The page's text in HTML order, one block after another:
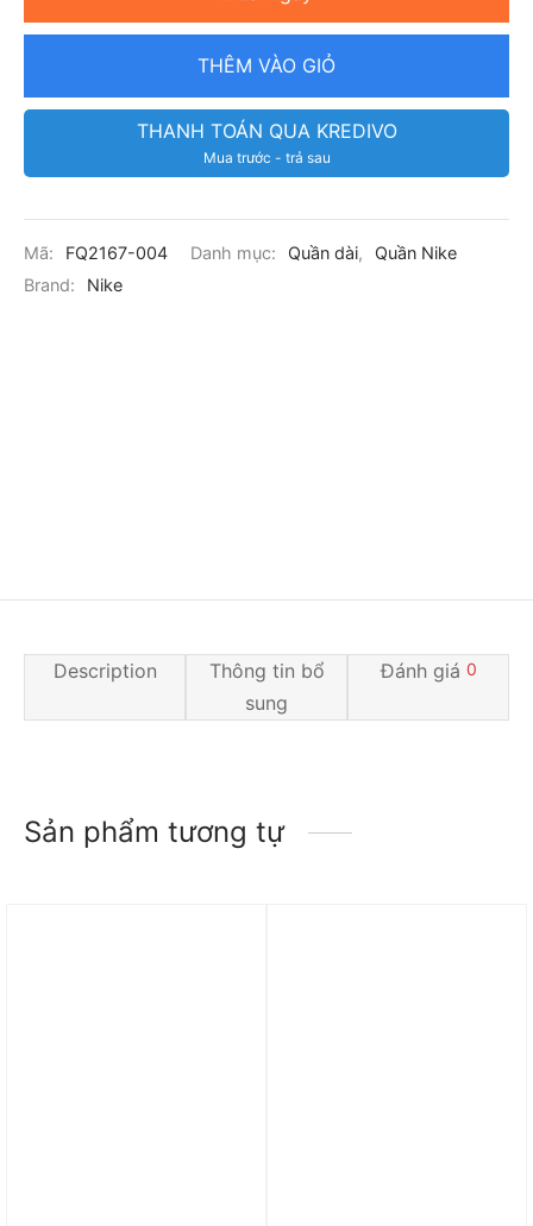
THÊM VÀO GIỎ
THANH TOÁN QUA KREDIVO
Mua trước - trả sau
Mã: FQ2167-004 Danh mục: Quần dài,
Quần Nike
Brand:
Nike
Description
Thông tin bổ
sung
Đánh giá 0
Sản phẩm tương tự